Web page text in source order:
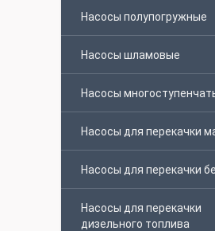
Насосы полупогружные
Насосы шламовые
Насосы
Насосы для перекачки
Насосы для перекачки
Насосы для перекачки
дизельного топлива